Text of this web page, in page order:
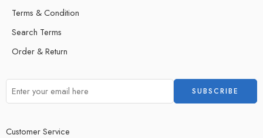
Terms & Condition
Search Terms
Order & Return
Customer Service